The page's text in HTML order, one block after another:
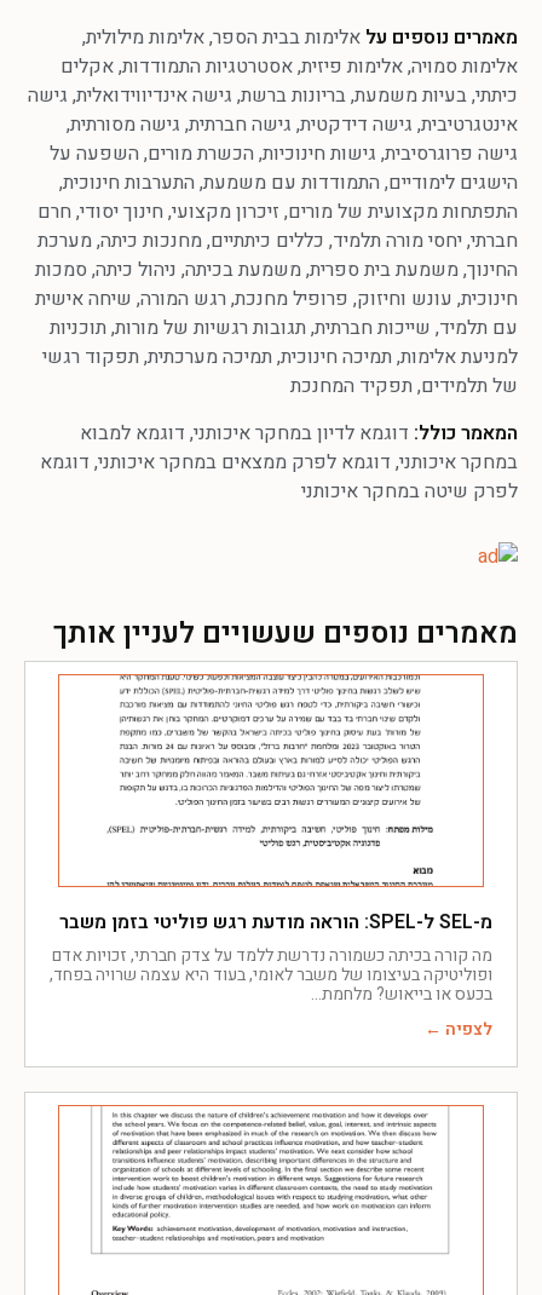
מאמרים נוספים על אלימות בבית הספר,אלימות מילולית,
אלימות סמויה,אלימות פיזית,אסטרטגיות התמודדות,אקלים
כיתתי,בעיות משמעת,בריונות ברשת, גישה אינדיווידואלית, גישה
אינטגרטיבית, גישה דידקטית, גישה חברתית, גישה מסורתית,
גישה פרוגרסיבית, גישות חינוכיות, הכשרת מורים, השפעה על
הישגים לימודיים, התמודדות עם משמעת, התערבות חינוכית,
התפתחות מקצועית של מורים, זיכרון מקצועי, חינוך יסודי, חרם
חברתי,יחסי מורה תלמיד, כללים כיתתיים,מחנכות כיתה,מערכת
החינוך,משמעת בית ספרית,משמעת בכיתה, ניהול כיתה, סמכות
חינוכית, עונש וחיזוק, פרופיל מחנכת,רגש המורה, שיחה אישית
עם תלמיד, שייכות חברתית, תגובות רגשיות של מורות, תוכניות
למניעת אלימות, תמיכה חינוכית, תמיכה מערכתית, תפקוד רגשי
של תלמידים, תפקיד המחנכת
המאמר כולל: דוגמא לדיון במחקר איכותני, דוגמא למבוא
במחקר איכותני, דוגמא לפרק ממצאים במחקר איכותני, דוגמא
לפרק שיטה במחקר איכותני
מאמרים נוספים שעשויים לעניין אותך
מ-SEL ל-SPEL: הוראה מודעת רגש פוליטי בזמן משבר
מה קורה בכיתה כשמורה נדרשת ללמד על צדק חברתי, זכויות אדם
ופוליטיקה בעיצומו של משבר לאומי, בעוד היא עצמה שרויה בפחד,
בכעס או בייאוש? מלחמת
לצפיה ←